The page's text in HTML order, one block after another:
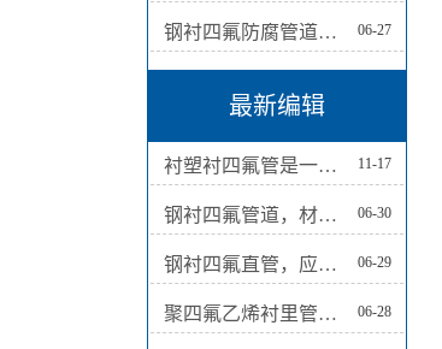
钢衬四氟防腐管道，保障工业运行的可靠选择 06-27
最新编辑
衬塑衬四氟管是一种结合了钢管和塑料材质性能的管道产品 11-17
钢衬四氟管道，材料保障工业应用的顺利进行 06-30
钢衬四氟直管，应用广泛 06-29
聚四氟乙烯衬里管道，液体输送的选择 06-28